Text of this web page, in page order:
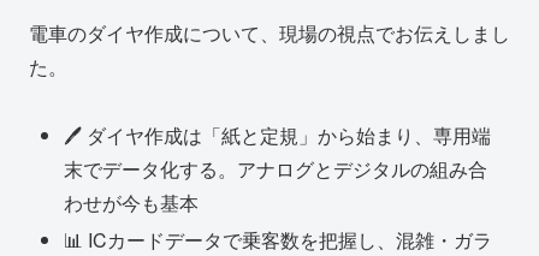
電車のダイヤ作成について、現場の視点でお伝えしまし
た。
🖊️ ダイヤ作成は「紙と定規」から始まり、専用端
末でデータ化する。アナログとデジタルの組み合
わせが今も基本
📊 ICカードデータで乗客数を把握し、混雑・ガラ